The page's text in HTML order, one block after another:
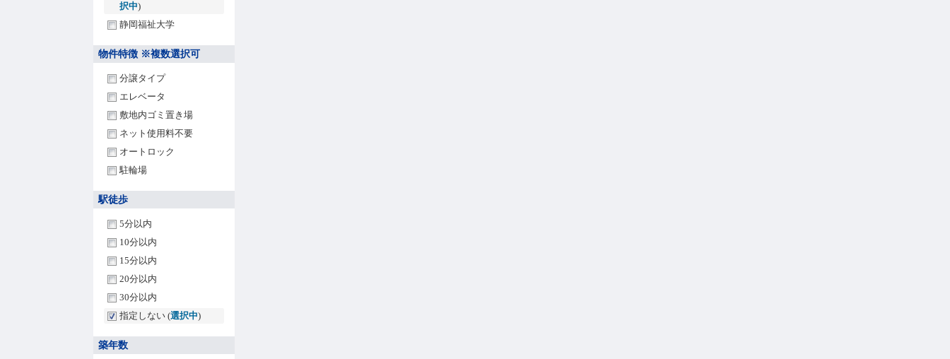
択中)
静岡福祉大学
物件特徴 ※複数選択可
分譲タイプ
エレベータ
敷地内ゴミ置き場
ネット使用料不要
オートロック
駐輪場
駅徒歩
5分以内
10分以内
15分以内
20分以内
30分以内
指定しない (選択中)
築年数